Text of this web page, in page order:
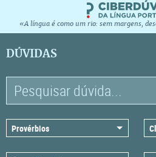
«A língua é como um rio: sem margens,
DÚVIDAS